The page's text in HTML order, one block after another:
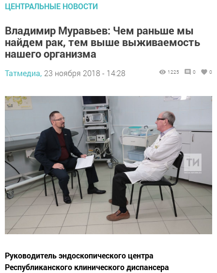
ЦЕНТРАЛЬНЫЕ НОВОСТИ
Владимир Муравьев: Чем раньше мы
найдем рак, тем выше выживаемость
нашего организма
Татмедиа, 23 ноября 2018 - 14:28 1225 0 0
Руководитель эндоскопического центра
Республиканского клинического диспансера